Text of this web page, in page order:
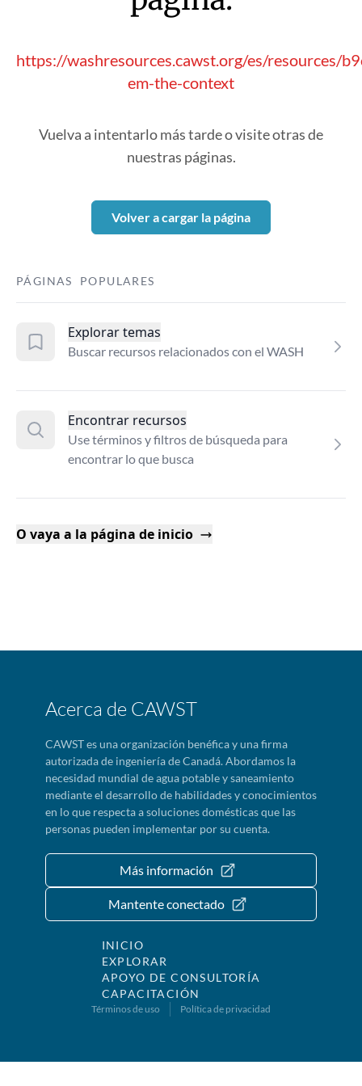
https://washresources.cawst.org/es/resources/
em-the-context
Vuelva a intentarlo más tarde o visite otras de
nuestras páginas.
Volver a cargar la página
PÁGINAS POPULARES
Explorar temas
Buscar recursos relacionados con el WASH
Encontrar recursos
Use términos y filtros de búsqueda para
encontrar lo que busca
O vaya a la página de inicio
Acerca de CAWST
CAWST es una organización benéfica y una firma
autorizada de ingeniería de Canadá. Abordamos la
necesidad mundial de agua potable y saneamiento
mediante el desarrollo de habilidades y conocimientos
en lo que respecta a soluciones domésticas que las
personas pueden implementar por su cuenta.
Más información
Mantente conectado
INICIO
EXPLORAR
APOYO DE CONSULTORÍA
CAPACITACIÓN
Términos de uso Política de privacidad